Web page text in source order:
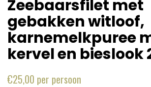
Zeebaarsfilet met
gebakken witloof,
karnemelkpuree
kervel en bieslook
€25,00 per persoon